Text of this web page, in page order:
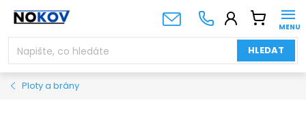
Přejít
obsah
HLEDAT
NÁKUPNÍ
KOŠÍK
Ploty a brány